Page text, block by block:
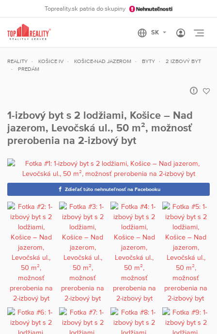
Topreality.sk patria do skupiny
REALITY KOŠICE IV KOŠICE-NAD JAZEROM BYTY
2 IZBOVÝ BYT
PREDÁM
1-izbový byt s 2 lodžiami, Košice – Nad
jazerom, Levočská ul., 50 m², možnosť
prerobenia na 2-izbový byt
Zdieľať túto nehnuteľnosť na Facebooku